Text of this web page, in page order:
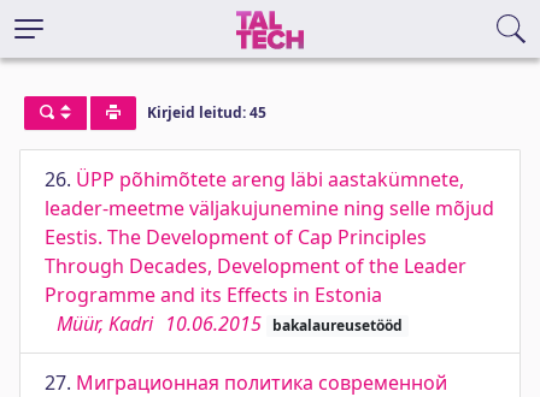
Kirjeid leitud: 45
26. ÜPP põhimõtete areng läbi aastakümnete,
leader-meetme väljakujunemine ning selle mõjud
Eestis. The Development of Cap Principles
Through Decades, Development of the Leader
Programme and its Effects in Estonia
Müür, Kadri 10.06.2015 bakalaureusetööd
27. Миграционная политика современной